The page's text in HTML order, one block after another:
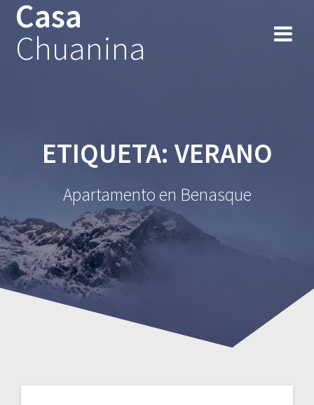
Casa
Chuanina
ETIQUETA: VERANO
Apartamento en Benasque